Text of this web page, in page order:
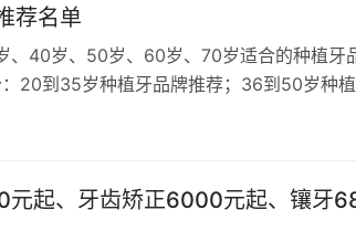
荐名单
、40岁、50岁、60岁、70岁适合的种植牙
20到35岁种植牙品牌推荐；36到50岁种植
元起、牙齿矫正6000元起、镶牙